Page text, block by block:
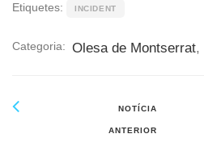
Etiquetes: INCIDENT
Categoria: Olesa de Montserrat,
NOTÍCIA
ANTERIOR